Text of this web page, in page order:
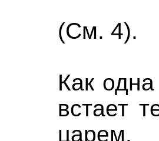
(См. 4).
Как
встает